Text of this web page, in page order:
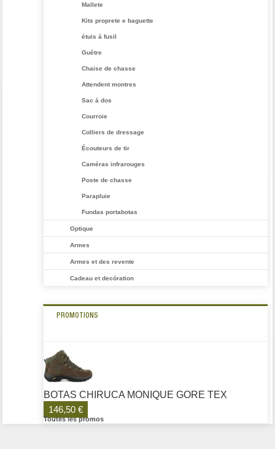
Mallete
Kits proprete e baguette
étuis á fusil
Guêtre
Chaise de chasse
Attendent montres
Sac á dos
Courroie
Colliers de dressage
Écouteurs de tir
Caméras infrarouges
Poste de chasse
Parapluie
Fundas portabotas
Optique
Armes
Armes et des revente
Cadeau et decóration
PROMOTIONS
BOTAS CHIRUCA MONIQUE GORE TEX
146,50 €
Toutes les promos